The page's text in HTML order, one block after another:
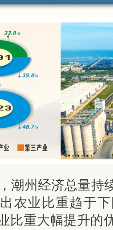
潮州经济总量持
农业比重趋于
比重大幅提升的